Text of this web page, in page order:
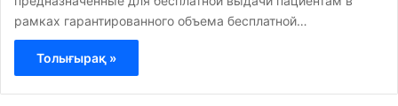
рамках гарантированного объема бесплатной…
Толығырақ »